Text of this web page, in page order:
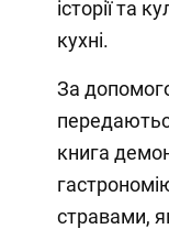
історії та
кухні.
За
книга
стравами,